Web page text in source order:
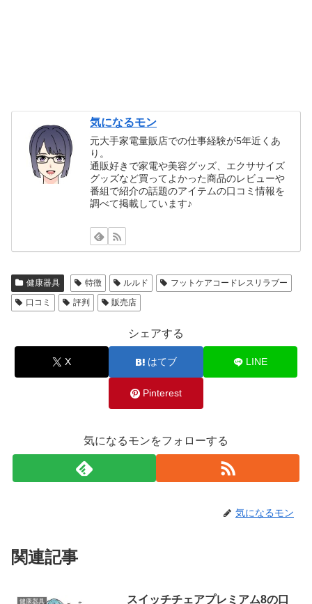
気になるモン
元大手家電量販店での仕事経験が5年近くあ
り。
通販好きで家電や美容グッズ、エクササイズ
グッズなど買ってよかった商品のレビューや
番組で紹介の話題のアイテムの口コミ情報を
調べて掲載しています♪
健康器具 特徴 ルルド
フットケアコードレスリラブー
口コミ
評判 販売店
シェアする
X はてブ LINE
Pinterest
気になるモンをフォローする
気になるモン
関連記事
健康器具
スイッチチェアプレミアム8の口